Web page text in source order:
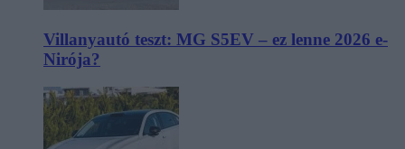
Villanyautó teszt: MG S5EV – ez lenne 2026 e-
Nirója?